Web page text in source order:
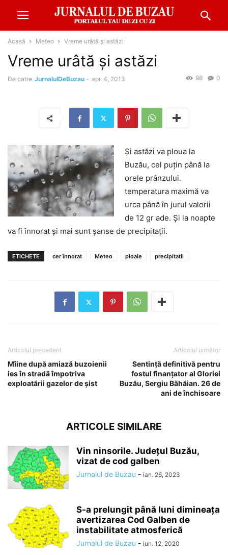
Acasă Meteo Vreme urâtă și astăzi
Vreme urâtă și astăzi
De catre JurnalulDeBuzau - apr. 4, 2013 0
98
Și astăzi va ploua la
Buzău, cel puțin până la
orele prânzului.
temperatura maximă va
urca până în jurul valorii
de 12 gr ade. Și la noapte
va fi înnorat și mai sunt șanse de precipitații.
ETICHETE cer înnorat Meteo ploaie precipitatii
Articolul precedent
Mîine după amiază buzoienii
ies în stradă împotriva
exploatării gazelor de șist
Articolul următor
Sentință definitivă pentru
fostul finanţator al Gloriei
Buzău, Sergiu Băhăian. 26 de
ani de închisoare
ARTICOLE SIMILARE
Vin ninsorile. Județul Buzău,
vizat de cod galben
Jurnalul de Buzau - ian. 26, 2023
S-a prelungit până luni dimineaţa
avertizarea Cod Galben de
instabilitate atmosferică
Jurnalul de Buzau - iun. 12, 2020